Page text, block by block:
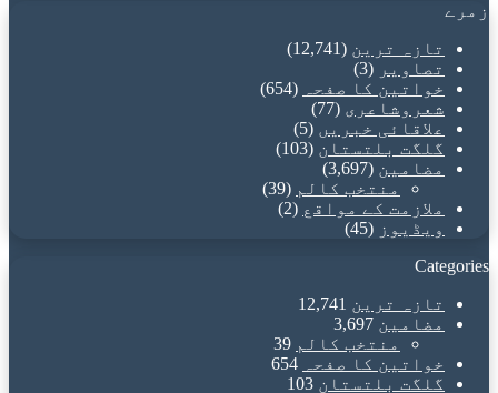
زمرے
تازہ ترین (12,741)
تصاویر (3)
خواتین کا صفحہ
(654)
شعروشاعری (77)
علاقائی خبریں (5)
گلگت بلتستان (103)
مضامین (3,697)
منتخب کالم (39)
ملازمت کے مواقع (2)
ویڈیوز (45)
Categories
تازہ ترین 12,741
مضامین 3,697
منتخب کالم 39
خواتین کا صفحہ
654
گلگت بلتستان 103